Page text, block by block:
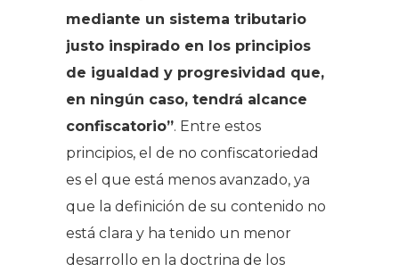
mediante un sistema tributario
justo inspirado en los principios
de igualdad y progresividad que,
en ningún caso, tendrá alcance
confiscatorio”. Entre estos
principios, el de no confiscatoriedad
es el que está menos avanzado, ya
que la definición de su contenido no
está clara y ha tenido un menor
desarrollo en la doctrina de los